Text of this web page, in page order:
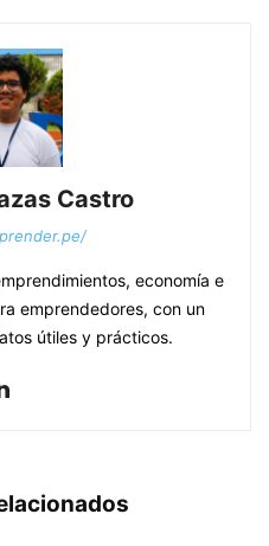
Castro
economía e
emprendedores, con un
útiles y prácticos.